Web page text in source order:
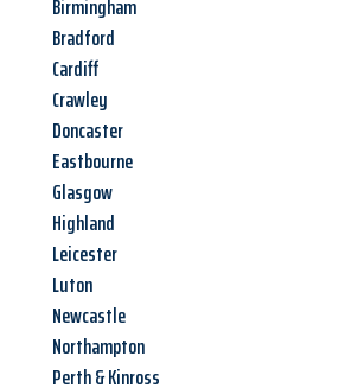
Birmingham
Bradford
Cardiff
Crawley
Doncaster
Eastbourne
Glasgow
Highland
Leicester
Luton
Newcastle
Northampton
Perth & Kinross